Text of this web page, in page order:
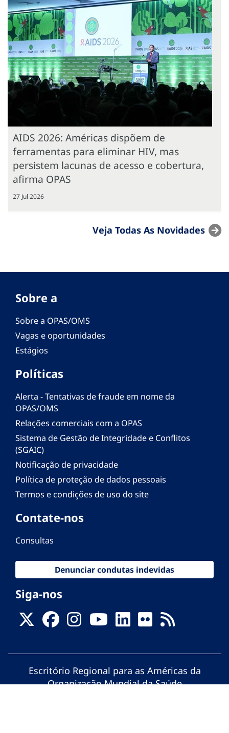
AIDS 2026: Américas dispõem de
ferramentas para eliminar HIV, mas
persistem lacunas de acesso e cobertura,
afirma OPAS
27 Jul 2026
Veja Todas As Novidades
Sobre a
Sobre a OPAS/OMS
Vagas e oportunidades
Estágios
Políticas
Alerta - Tentativas de fraude em nome da
OPAS/OMS
Relações comerciais com a OPAS
Sistema de Gestão de Integridade e Conflitos
(SGAIC)
Notificação de privacidade
Política de proteção de dados pessoais
Termos e condições de uso do site
Contate-nos
Consultas
Denunciar condutas indevidas
Siga-nos
Escritório Regional para as Américas da
Organização Mundial da Saúde